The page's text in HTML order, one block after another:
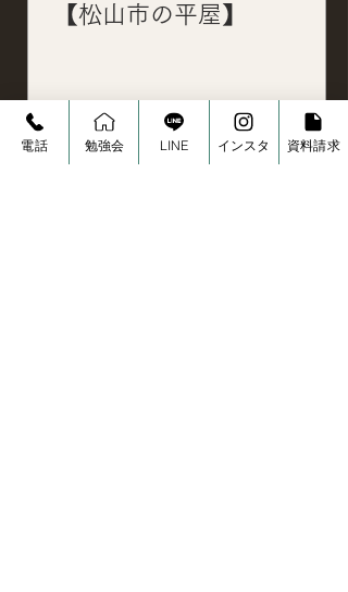
【松山市の平屋】
電話 勉強会 LINE インスタ 資料請求